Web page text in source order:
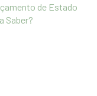
de Estado
Saber?